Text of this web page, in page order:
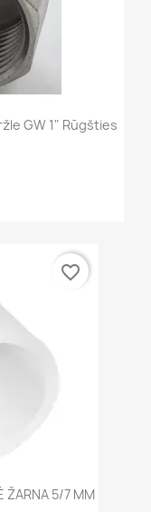
GW 1" Rūgšties
ŽARNA 5/7 MM
favorite_border